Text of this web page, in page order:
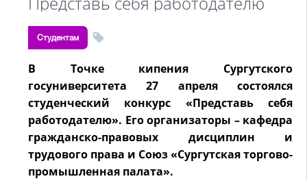
Студентам
В Точке кипения Сургутского
госуниверситета 27 апреля состоялся
студенческий конкурс «Представь себя
работодателю». Его организаторы – кафедра
гражданско-правовых дисциплин и
трудового права и Союз «Сургутская торгово-
промышленная палата».